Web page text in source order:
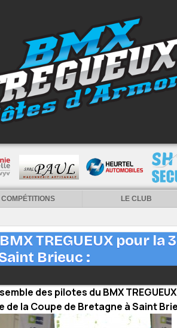
COMPÉTITIONS LE CLUB
TREGUEUX pour la
Brieuc :
des pilotes du BMX TREGUEUX
la Coupe de Bretagne à Saint